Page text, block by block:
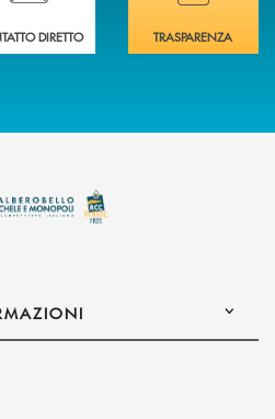
DIRETTO TRASPARENZA